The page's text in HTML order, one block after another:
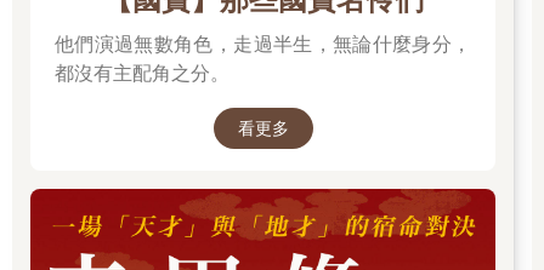
他們演過無數角色，走過半生，無論什麼身分，
都沒有主配角之分。
看更多